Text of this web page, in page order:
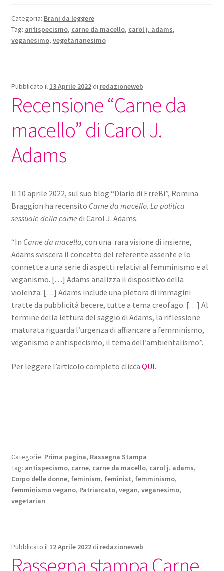
Categoria: Brani da leggere
Tag: antispecismo, carne da macello, carol j. adams,
veganesimo, vegetarianesimo
Pubblicato il 13 Aprile 2022 di redazioneweb
Recensione “Carne da
macello” di Carol J.
Adams
Il 10 aprile 2022, sul suo blog “Diario di ErreBi”, Romina
Braggion ha recensito Carne da macello. La politica
sessuale della carne di Carol J. Adams.
“In Carne da macello, con una rara visione di insieme,
Adams sviscera il concetto del referente assente e lo
connette a una serie di aspetti relativi al femminismo e al
veganismo. […] Adams analizza il dispositivo della
violenza. […] Adams include una pletora di immagini
tratte da pubblicità becere, tutte a tema creofago. […] Al
termine della lettura del saggio di Adams, la riflessione
maturata riguarda l’urgenza di affiancare a femminismo,
veganismo e antispecismo, il tema dell’ambientalismo”.
Per leggere l’articolo completo clicca QUI.
Categorie: Prima pagina, Rassegna Stampa
Tag: antispecismo, carne, carne da macello, carol j. adams,
Corpo delle donne, feminism, feminist, femminismo,
femminismo vegano, Patriarcato, vegan, veganesimo,
vegetarian
Pubblicato il 12 Aprile 2022 di redazioneweb
Rassegna stampa Carne